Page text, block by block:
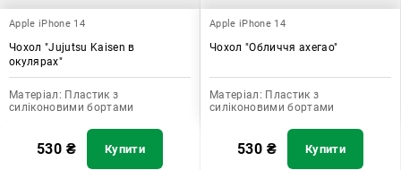
Apple iPhone 14
Чохол "Jujutsu Kaisen в
окулярах"
Матеріал: Пластик з
силіконовими бортами
530 ₴ Купити
Apple iPhone 14
Чохол "Обличчя ахегао"
Матеріал: Пластик з
силіконовими бортами
530 ₴ Купити